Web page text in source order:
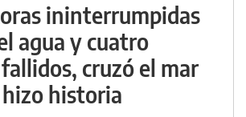
ininterrumpidas
agua y cuatro
cruzó el mar
historia